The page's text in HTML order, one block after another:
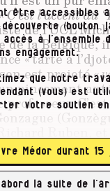
« C’est l’accent du
de l’UCL
de la Belgique, il
« tarte à
est projeté«
pincement
– surtout dans
».
être accessibles
(bouton
à l’ensemble
engagement.
que notre
(vous) est
votre soutien en
Médor durant 15
la suite de